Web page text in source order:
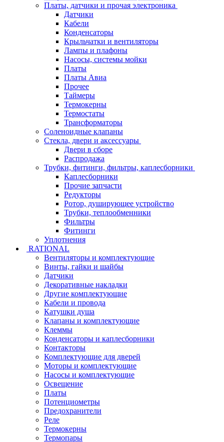
Платы, датчики и прочая электроника
Датчики
Кабели
Конденсаторы
Крыльчатки и вентиляторы
Лампы и плафоны
Насосы, системы мойки
Платы
Платы Авиа
Прочее
Таймеры
Термокерны
Термостаты
Трансформаторы
Соленоидные клапаны
Стекла, двери и аксессуары
Двери в сборе
Распродажа
Трубки, фитинги, фильтры, каплесборники
Каплесборники
Прочие запчасти
Редукторы
Ротор, душирующее устройство
Трубки, теплообменники
Фильтры
Фитинги
Уплотнения
RATIONAL
Вентиляторы и комплектующие
Винты, гайки и шайбы
Датчики
Декоративные накладки
Другие комплектующие
Кабели и провода
Катушки душа
Клапаны и комплектующие
Клеммы
Конденсаторы и каплесборники
Контакторы
Комплектующие для дверей
Моторы и комплектующие
Насосы и комплектующие
Освещение
Платы
Потенциометры
Предохранители
Реле
Термокерны
Термопары